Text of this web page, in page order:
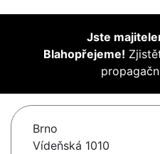
Jste
Blahopřejeme!
Brno
Vídeňská 1010